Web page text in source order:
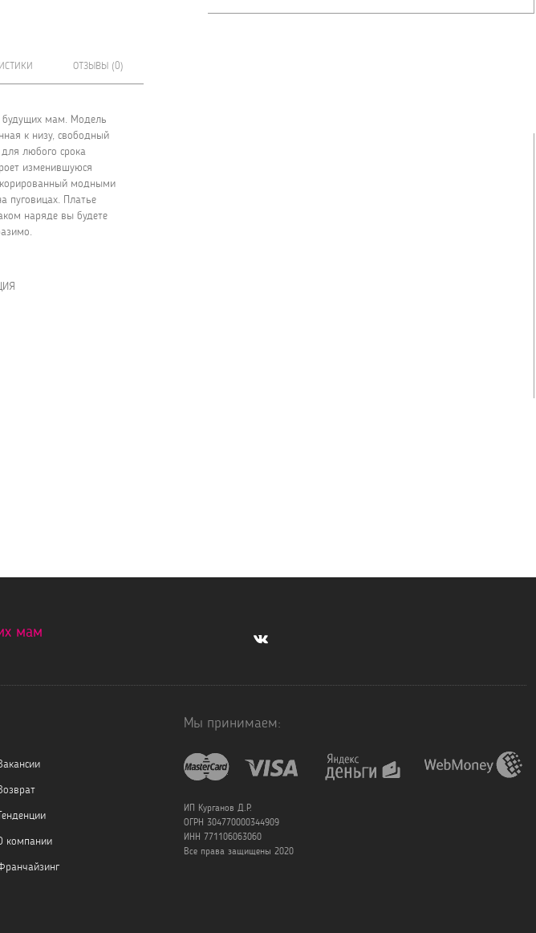
ОТЗЫВЫ (0)
будущих мам. Модель
к низу, свободный
любого срока
изменившуюся
модными
пуговицах. Платье
наряде вы будете
мам
компании
Мы принимаем:
ИП Курганов Д.Р.
ОГРН 304770000344909
ИНН 771106063060
Все права защищены 2020